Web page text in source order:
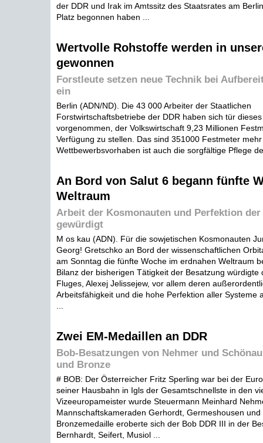
der DDR und Irak im Amtssitz des Staatsrates am
Platz begonnen haben ...
Wertvolle Rohstoffe werden in
gewonnen
Forstleute setzen neue Technik bei
ein
Berlin (ADN/ND). Die 43 000 Arbeiter der Staatlichen
Forstwirtschaftsbetriebe der DDR haben sich tür
vorgenommen, der Volkswirtschaft 9,23 Millionen
Verfügung zu stellen. Das sind 351000 Festmeter
Wettbewerbsvorhaben ist auch die sorgfältige Pflege
An Bord von Salut 6 begann fünfte
Weltraum
Arbeit der Kosmonauten und Perfektion der
gewürdigt
M os kau (ADN). Für die sowjetischen Kosmonauten
Georg! Gretschko an Bord der wissenschaftlichen
am Sonntag die fünfte Woche im erdnahen Weltraum
Bilanz der bisherigen Tätigkeit der Besatzung würdigte
Fluges, Alexej Jelissejew, vor allem deren
Arbeitsfähigkeit und die hohe Perfektion aller Systeme
Zwei EM-Medaillen an DDR
Bob-Besatzungen von Nehmer und
und Bronze
# BOB: Der Österreicher Fritz Sperling war bei der
seiner Hausbahn in Igls der Gesamtschnellste in den
Vizeeuropameister wurde Steuermann Meinhard
Mannschaftskameraden Gerhordt, Germeshousen und
Bronzemedaille eroberte sich der Bob DDR III in der
Bernhardt, Seifert, Musiol ...